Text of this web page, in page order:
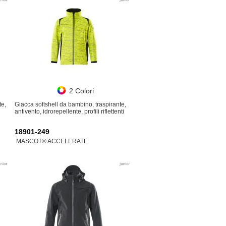
2 Colori
Giacca softshell da bambino, traspirante,
antivento, idrorepellente, profili riflettenti
18901-249
MASCOT® ACCELERATE